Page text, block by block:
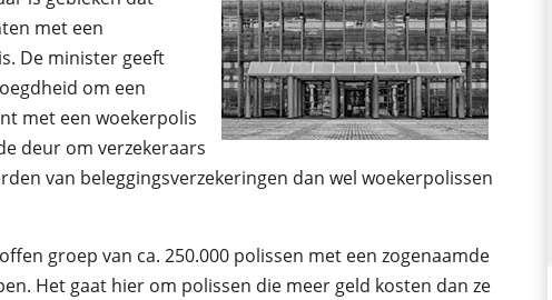
met een
De minister geeft
om een
met een woekerpolis
deur om verzekeraars
van beleggingsverzekeringen dan wel woekerpolissen
groep van ca. 250.000 polissen met een zogenaamde
Het gaat hier om polissen die meer geld kosten dan ze